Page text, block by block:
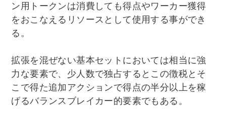
ン用トークンは消費しても得点やワーカー獲得
をおこなえるリソースとして使用する事ができ
る。
拡張を混ぜない基本セットにおいては相当に強
力な要素で、少人数で独占するとこの徴税とそ
こで得た追加アクションで得点の半分以上を稼
げるバランスブレイカー的要素でもある。